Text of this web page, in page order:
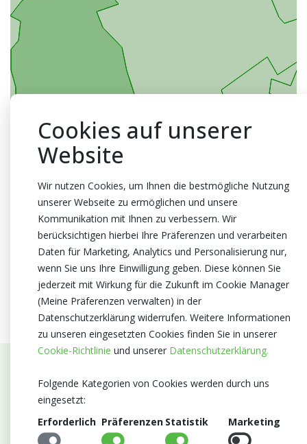
Abonnieren Sie unseren Newsletter
Bleiben Sie auf dem Laufenden mit Neuigkeiten und
Entwicklungen von Blumengroßhandel Heyl
Cookies auf unserer
Website
Wir nutzen Cookies, um Ihnen die bestmögliche Nutzung
unserer Webseite zu ermöglichen und unsere
Kommunikation mit Ihnen zu verbessern. Wir
berücksichtigen hierbei Ihre Präferenzen und verarbeiten
Daten für Marketing, Analytics und Personalisierung nur,
wenn Sie uns Ihre Einwilligung geben. Diese können Sie
jederzeit mit Wirkung für die Zukunft im Cookie Manager
(Meine Präferenzen verwalten) in der
Datenschutzerklärung widerrufen. Weitere Informationen
zu unseren eingesetzten Cookies finden Sie in unserer
Cookie-Richtlinie und unserer Datenschutzerklärung.
Folgende Kategorien von Cookies werden durch uns
eingesetzt:
Erforderlich Präferenzen Statistik Marketing